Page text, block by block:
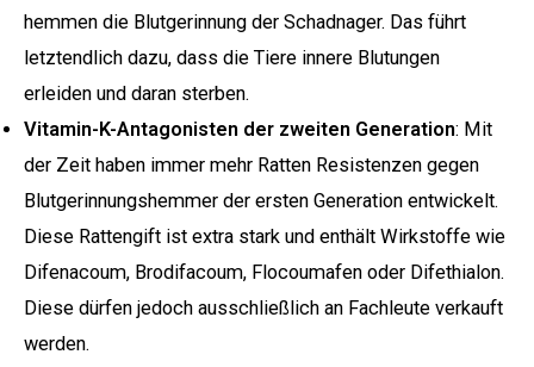
hemmen die Blutgerinnung der Schadnager. Das führt
letztendlich dazu, dass die Tiere innere Blutungen
erleiden und daran sterben.
Vitamin-K-Antagonisten der zweiten Generation: Mit
der Zeit haben immer mehr Ratten Resistenzen gegen
Blutgerinnungshemmer der ersten Generation entwickelt.
Diese Rattengift ist extra stark und enthält Wirkstoffe wie
Difenacoum, Brodifacoum, Flocoumafen oder Difethialon.
Diese dürfen jedoch ausschließlich an Fachleute verkauft
werden.